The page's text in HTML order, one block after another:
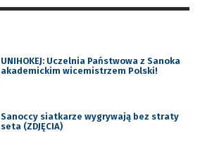
UNIHOKEJ: Uczelnia Państwowa z Sanoka
akademickim wicemistrzem Polski!
Sanoccy siatkarze wygrywają bez straty
seta (ZDJĘCIA)